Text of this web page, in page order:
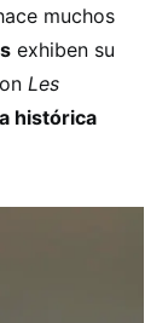
muchos
exhiben su
Les
histórica